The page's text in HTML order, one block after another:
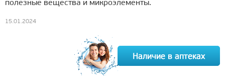
полезные вещества и микроэлементы.
15.01.2024